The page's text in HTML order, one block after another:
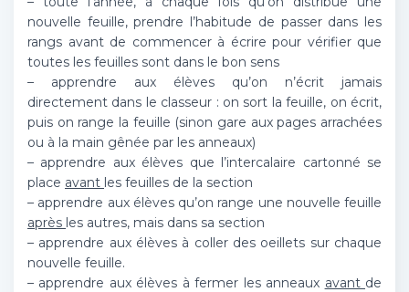
nouvelle feuille, prendre l’habitude de passer dans les
rangs avant de commencer à écrire pour vérifier que
toutes les feuilles sont dans le bon sens
– apprendre aux élèves qu’on n’écrit jamais
directement dans le classeur : on sort la feuille, on écrit,
puis on range la feuille (sinon gare aux pages arrachées
ou à la main gênée par les anneaux)
– apprendre aux élèves que l’intercalaire cartonné se
place avant les feuilles de la section
– apprendre aux élèves qu’on range une nouvelle feuille
après les autres, mais dans sa section
– apprendre aux élèves à coller des oeillets sur chaque
nouvelle feuille.
– apprendre aux élèves à fermer les anneaux avant de